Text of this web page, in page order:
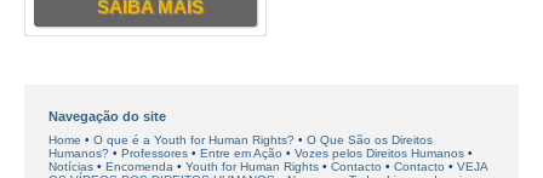
SAIBA MAIS
Navegação do site
Home O que é a Youth for Human Rights?
O Que São os Direitos
Humanos?
Professores Entre em Ação
Vozes pelos Direitos Humanos
Notícias
Encomenda Youth for Human Rights Contacto Contacto
VEJA